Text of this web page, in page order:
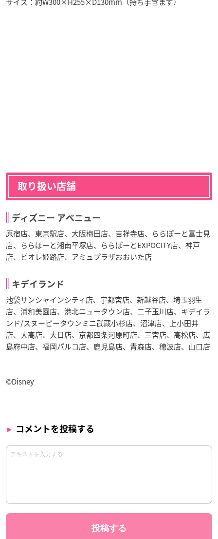
取り扱い店舗
ディズニー アベニュー
原宿店、東京駅店、大阪梅田店、吉祥寺店、ららぽーと富士見
店、ららぽーと湘南平塚店、ららぽーとEXPOCITY店、神戸
店、ピオレ姫路店、アミュプラザおおいた店
キデイランド
池袋サンシャインシティ店、宇都宮店、新越谷店、埼玉羽生
店、浦和美園店、港北ニュータウン店、二子玉川店、キデイラ
ンド/スヌーピータウンミニ武蔵小杉店、沼津店、上小田井
店、大高店、大日店、京都四条河原町店、三宮店、高松店、広
島府中店、福岡パルコ店、鹿児島店、青森店、穂波店、山口店
©Disney
コメントを投稿する